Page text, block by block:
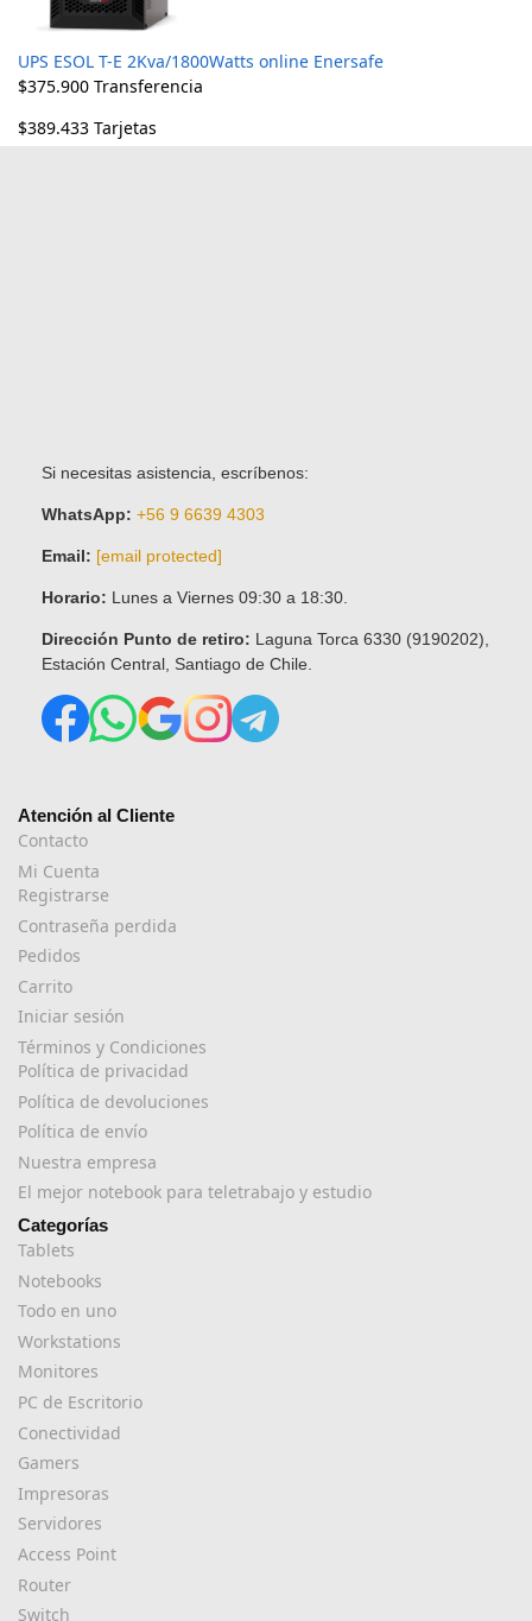
UPS ESOL T-E 2Kva/1800Watts online Enersafe
$375.900 Transferencia
$389.433 Tarjetas
Si necesitas asistencia, escríbenos:
WhatsApp: +56 9 6639 4303
Email: [email protected]
Horario: Lunes a Viernes 09:30 a 18:30.
Dirección Punto de retiro: Laguna Torca 6330 (9190202),
Estación Central, Santiago de Chile.
Atención al Cliente
Contacto
Mi Cuenta
Registrarse
Contraseña perdida
Pedidos
Carrito
Iniciar sesión
Términos y Condiciones
Política de privacidad
Política de devoluciones
Política de envío
Nuestra empresa
El mejor notebook para teletrabajo y estudio
Categorías
Tablets
Notebooks
Todo en uno
Workstations
Monitores
PC de Escritorio
Conectividad
Gamers
Impresoras
Servidores
Access Point
Router
Switch